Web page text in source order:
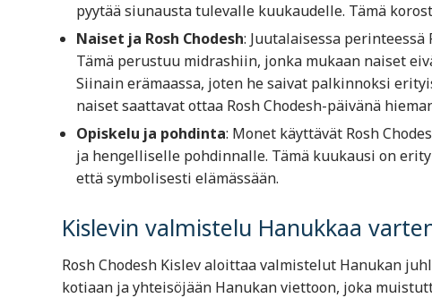
pyytää siunausta tulevalle kuukaudelle. Tämä
Naiset ja Rosh Chodesh: Juutalaisessa
Tämä perustuu midrashiin, jonka mukaan naiset
Siinain erämaassa, joten he saivat palkinnoksi
naiset saattavat ottaa Rosh Chodesh-päivänä
Opiskelu ja pohdinta: Monet käyttävät Rosh
ja hengelliselle pohdinnalle. Tämä kuukausi on
että symbolisesti elämässään.
Kislevin valmistelu Hanukkaa
Rosh Chodesh Kislev aloittaa valmistelut Hanukan
kotiaan ja yhteisöjään Hanukan viettoon, joka